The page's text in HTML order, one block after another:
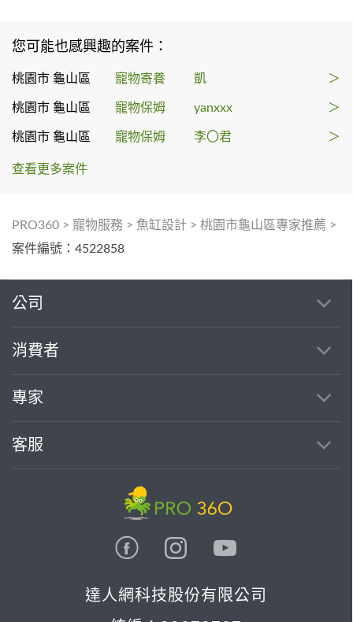
您可能也感興趣的案件：
桃園市 龜山區 寵物寄養 凱 ＞
桃園市 龜山區 寵物保姆 yanxxx ＞
桃園市 龜山區 寵物保姆 李〇君 ＞
查看更多案件
PRO360 > 寵物服務 > 魚缸設計 > 桃園市龜山區專家推薦 >
案件編號：4522858
公司
消費者
專家
客服
達人網科技股份有限公司